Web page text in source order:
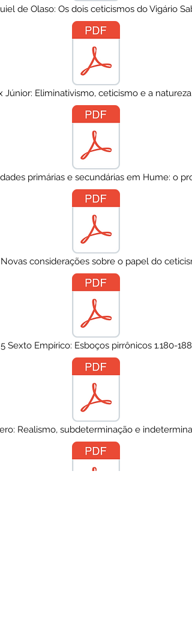
de Olaso: Os dois ceticismos do Vigário
Júnior: Eliminativismo, ceticismo e a natureza
primárias e secundárias em Hume: o
considerações sobre o papel do
5 Sexto Empírico: Esboços pirrônicos 1.180-188
Realismo, subdeterminação e